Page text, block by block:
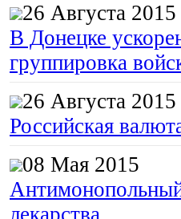
26 Августа 2015
В Донецке
группировка
26 Августа 2015
Российская
08 Мая 2015
Антимонопольный
лекарства